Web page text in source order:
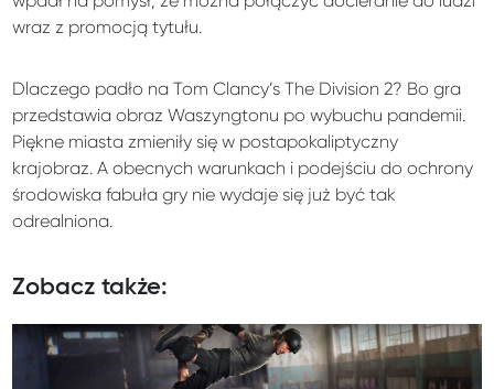
wraz z promocją tytułu.
Dlaczego padło na Tom Clancy’s The Division 2? Bo gra
przedstawia obraz Waszyngtonu po wybuchu pandemii.
Piękne miasta zmieniły się w postapokaliptyczny
krajobraz. A obecnych warunkach i podejściu do ochrony
środowiska fabuła gry nie wydaje się już być tak
odrealniona.
Zobacz także: